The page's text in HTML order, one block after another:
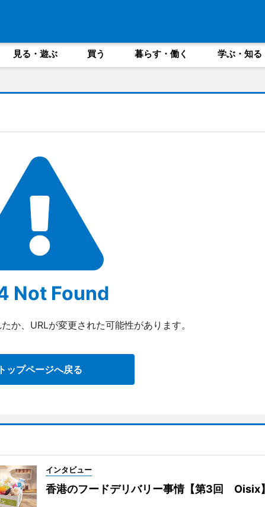
見る・遊ぶ 買う 暮らす・働く 学ぶ・知る
Not Found
か、URLが変更された可能性があります。
ップページへ戻る
インタビュー
香港のフードデリバリー事情【第3回 Oisix】